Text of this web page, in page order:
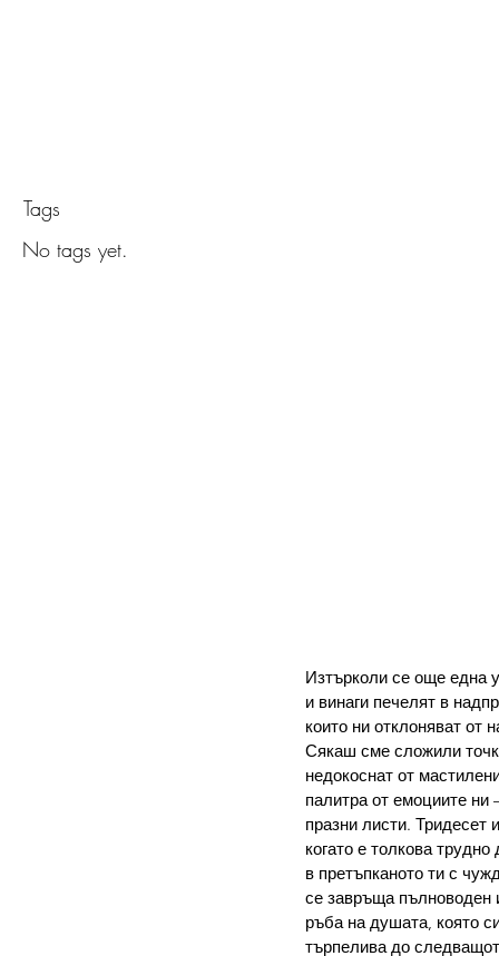
Tags
No tags yet.
Изтърколи се още една
и винаги печелят в
които ни отклоняват от
Сякаш сме сложили
недокоснат от
палитра от емоциите
празни листи.
когато е толкова
в претъпканото ти с
се завръща пълноводен
ръба на душата, която
търпелива до